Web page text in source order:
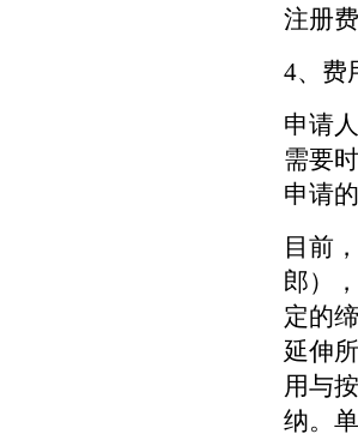
注册
4、费
申请
需要
申请
目前
郎）
定的
延伸
用与
纳。